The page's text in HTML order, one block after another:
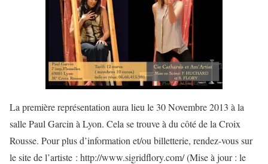
La première représentation aura lieu le 30 Novembre 2013 à la
salle Paul Garcin à Lyon. Cela se trouve à du côté de la Croix
Rousse. Pour plus d’information et/ou billetterie, rendez-vous sur
le site de l’artiste : http://www.sigridflory.com/ (Mise à jour : le